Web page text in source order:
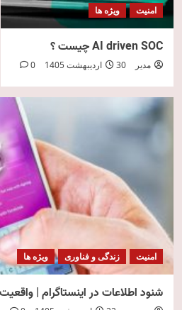
امنیت ویژه ها
AI driven SOC چیست ؟
مدیر 30 اردیبهشت 1405 0
امنیت زندگی و فناوری ویژه ها
شنود اطلاعات در اینستاگرام |